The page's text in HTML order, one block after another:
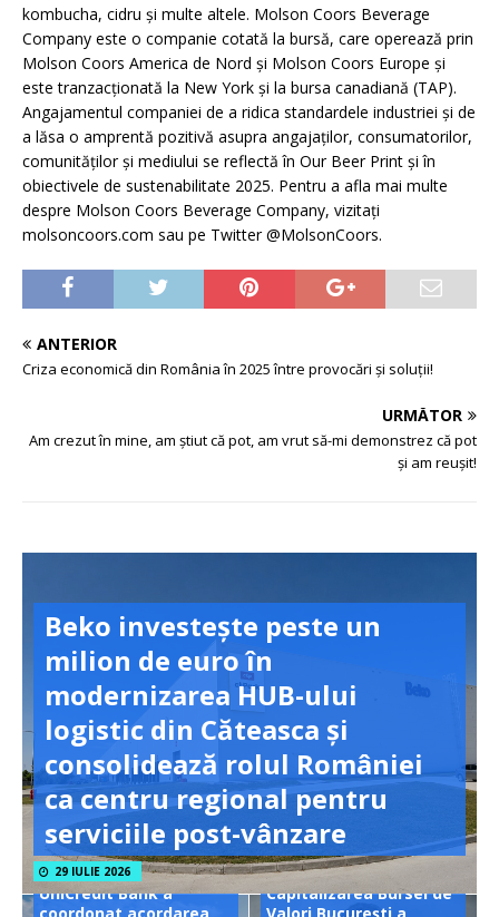
kombucha, cidru și multe altele. Molson Coors Beverage
Company este o companie cotată la bursă, care operează prin
Molson Coors America de Nord și Molson Coors Europe și
este tranzacționată la New York și la bursa canadiană (TAP).
Angajamentul companiei de a ridica standardele industriei și de
a lăsa o amprentă pozitivă asupra angajaților, consumatorilor,
comunităților și mediului se reflectă în Our Beer Print și în
obiectivele de sustenabilitate 2025. Pentru a afla mai multe
despre Molson Coors Beverage Company, vizitați
molsoncoors.com sau pe Twitter @MolsonCoors.
ANTERIOR
Criza economică din România în 2025 între provocări și soluții!
URMĂTOR
Am crezut în mine, am ştiut că pot, am vrut să-mi de­monstrez că pot
şi am reuşit!
Beko investește peste un
milion de euro în
modernizarea HUB-ului
logistic din Căteasca și
consolidează rolul României
ca centru regional pentru
serviciile post-vânzare
29 IULIE 2026
UniCredit Bank a
Capitalizarea Bursei de